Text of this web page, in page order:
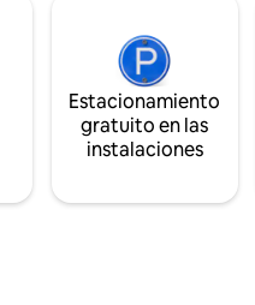
Estacionamiento
gratuito en las
instalaciones